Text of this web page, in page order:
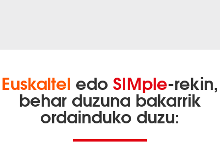
Euskaltel edo SIMple-rekin,
behar duzuna bakarrik
ordainduko duzu: